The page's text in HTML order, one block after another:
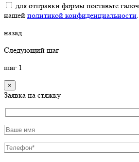
для отправки формы поставьте
нашей политикой конфиденциальности.
назад
Следующий шаг
шаг 1
×
Заявка на стяжку